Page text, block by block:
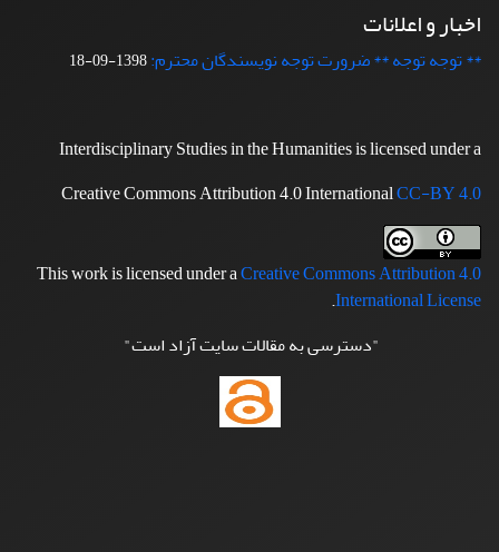
اخبار و اعلانات
** توجه توجه ** ضرورت توجه نویسندگان محترم:1398-09-18
Interdisciplinary Studies in the Humanities is licensed under a
Creative Commons Attribution 4.0 InternationalCC-BY 4.0
This work is licensed under aCreative Commons Attribution 4.0
International License
.
"دسترسی به مقالات سایت آزاد است"